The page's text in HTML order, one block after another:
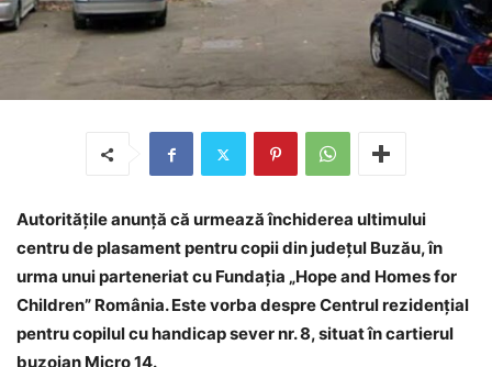
Autoritățile anunță că urmează închiderea ultimului
centru de plasament pentru copii din județul Buzău, în
urma unui parteneriat cu Fundația „Hope and Homes for
Children” România. Este vorba despre Centrul rezidențial
pentru copilul cu handicap sever nr. 8, situat în cartierul
buzoian Micro 14.